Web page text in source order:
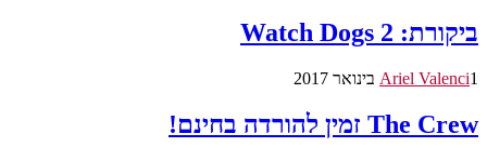
ביקורת: Watch Dogs 2
Ariel Valenci1 בינואר 2017
The Crew זמין להורדה בחינם!